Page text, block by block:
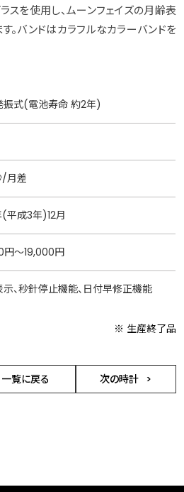
スを使用し、ムーンフェイズの月齢表
。バンドはカラフルなカラーバンドを
振式(電池寿命 約2年)
月差
(平成3年)12月
円〜19,000円
、秒針停止機能、日付早修正機能
※ 生産終了品
一覧に戻る 次の時計